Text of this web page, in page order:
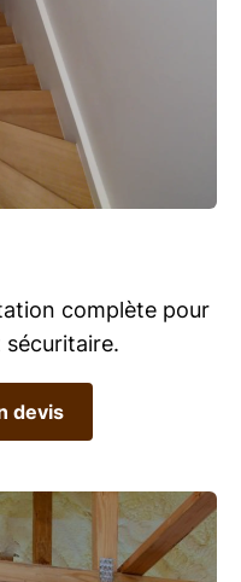
complète pour
sécuritaire.
devis